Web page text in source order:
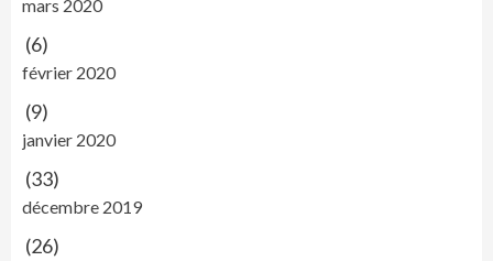
mars 2020
(6)
février 2020
(9)
janvier 2020
(33)
décembre 2019
(26)